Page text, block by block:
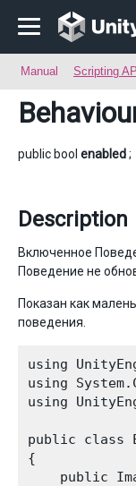
Manual Scripting API
public bool enabled;
Description
Включенное
Поведение не
Показан как
поведения.
using
using
using
public class
{
public